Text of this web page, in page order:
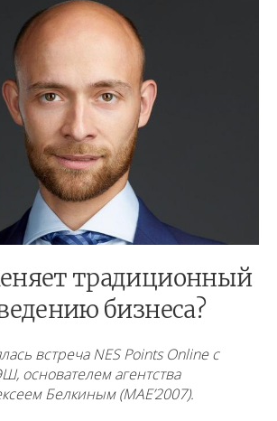
традиционный
бизнеса?
встреча NES Points Online с
основателем агентства
Белкиным (MAE’2007).